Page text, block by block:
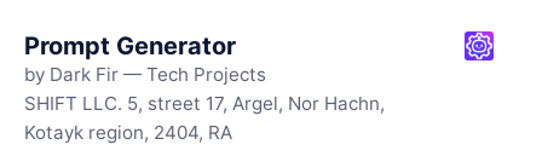
Prompt Generator
by Dark Fir — Tech Projects
SHIFT LLC. 5, street 17, Argel, Nor Hachn,
Kotayk region, 2404, RA